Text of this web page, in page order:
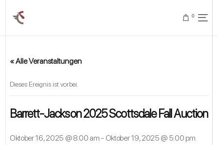
0
« Alle Veranstaltungen
Dieses Ereignis ist vorbei.
Barrett-Jackson 2025 Scottsdale Fall Auction
Oktober 16, 2025 @ 8:00 am - Oktober 19, 2025 @ 5:00 pm